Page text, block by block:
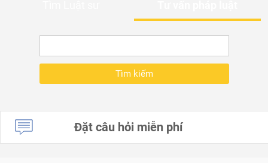
Đặt câu hỏi miễn phí